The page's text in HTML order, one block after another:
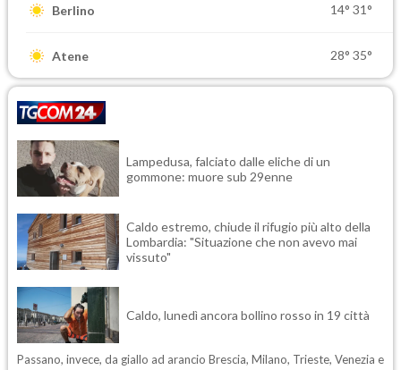
Berlino 14° 31°
Atene 28° 35°
Lampedusa, falciato dalle eliche di un
gommone: muore sub 29enne
Caldo estremo, chiude il rifugio più alto della
Lombardia: "Situazione che non avevo mai
vissuto"
Caldo, lunedì ancora bollino rosso in 19 città
Passano, invece, da giallo ad arancio Brescia, Milano, Trieste, Venezia e